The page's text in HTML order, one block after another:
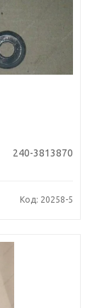
240-3813870
Код: 20258-5